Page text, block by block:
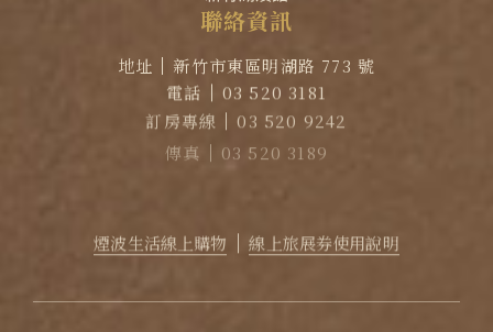
聯絡資訊
地址
新竹市東區明湖路 773 號
電話
03 520 3181
訂房專線
03 520 9242
傳真
03 520 3189
煙波生活線上購物
線上旅展券使用說明